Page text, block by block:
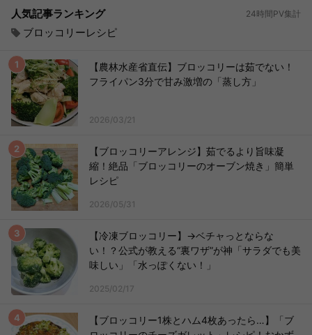
人気記事ランキング 24時間PV集計
ブロッコリーレシピ
【農林水産省直伝】ブロッコリーは茹でない！
フライパン3分で甘み激増の「蒸し方」
2026/03/21
【ブロッコリーアレンジ】茹でるより旨味凝
縮！絶品「ブロッコリーのオーブン焼き」簡単
レシピ
2026/05/31
【冷凍ブロッコリー】→ベチャっとならな
い！？公式が教える“裏ワザ”が神「サラダでも美
味しい」「水っぽくない！」
2025/02/17
【ブロッコリー1株とハム4枚あったら…】「ブ